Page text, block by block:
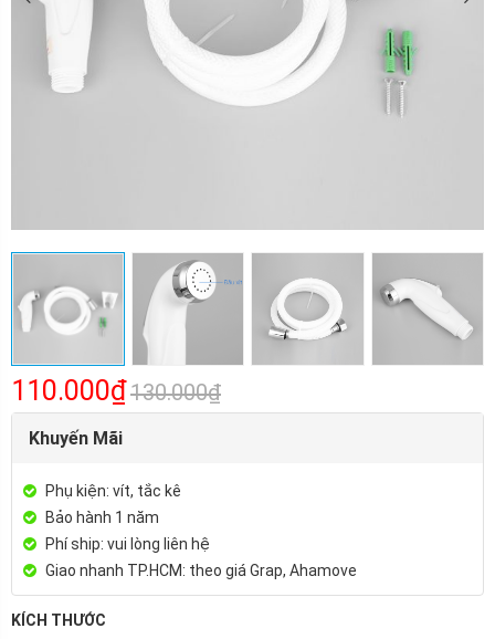
110.000₫130.000₫
Khuyến Mãi
Phụ kiện: vít, tắc kê
Bảo hành 1 năm
Phí ship: vui lòng liên hệ
Giao nhanh TP.HCM: theo giá Grap, Ahamove
KÍCH THƯỚC